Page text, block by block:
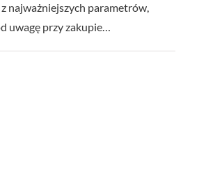
najważniejszych parametrów,
uwagę przy zakupie…